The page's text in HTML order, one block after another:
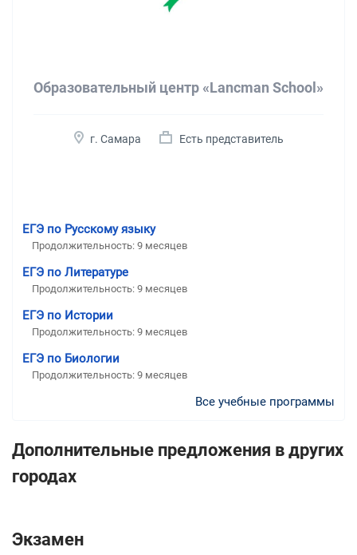
Образовательный центр «Lancman School»
г. Самара Есть представитель
ЕГЭ по Русскому языку
Продолжительность: 9 месяцев
ЕГЭ по Литературе
Продолжительность: 9 месяцев
ЕГЭ по Истории
Продолжительность: 9 месяцев
ЕГЭ по Биологии
Продолжительность: 9 месяцев
Все учебные программы
Дополнительные предложения в других
городах
Экзамен